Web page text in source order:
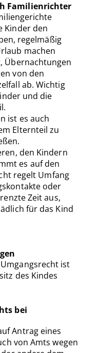
Familienrichter
Kinder den
regelmäßig
machen
Übernachtungen
von den
ab. Wichtig
und die
ist es auch
Elternteil zu
den Kindern
es auf den
regelt Umfang
oder
Zeit aus,
für das Kind
ist
des Kindes
bei
Antrag eines
von Amts wegen